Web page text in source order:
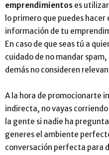
emprendimientos es
lo primero que puedes
información de tu
En caso de que seas tú a
cuidado de no mandar
demás no consideren
A la hora de promocionarte
indirecta, no vayas
la gente si nadie ha
generes el ambiente
conversación perfecta para